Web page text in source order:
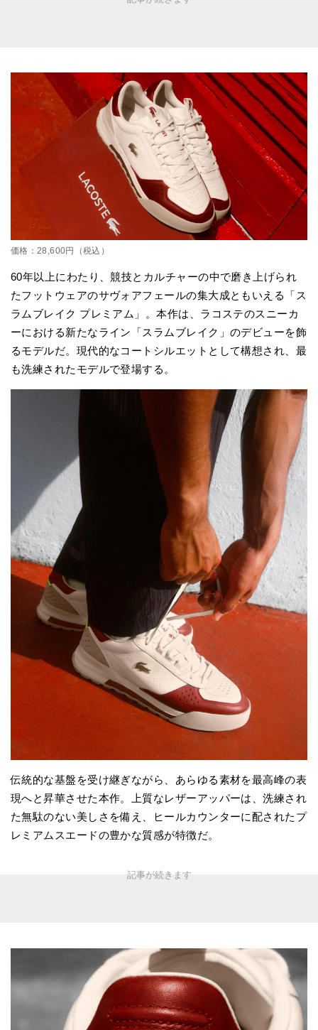
価格：28,600円（税込）
60年以上にわたり、競技とカルチャーの中で磨き上げられ
たフットウェアのサヴォアフェールの集大成ともいえる「ス
ラムブレイク プレミアム」。本作は、ラコステのスニーカ
ーにおける新たなライン「スラムブレイク」のデビューを飾
るモデルだ。現代的なコートシルエットとして構想され、最
も洗練されたモデルで登場する。
伝統的な基盤を受け継ぎながら、あらゆる素材を最高峰の表
現へと昇華させた本作。上質なレザーアッパーは、洗練され
た無駄のない美しさを備え、ヒールカウンターに配されたプ
レミアムスエードの豊かな質感が特徴だ。